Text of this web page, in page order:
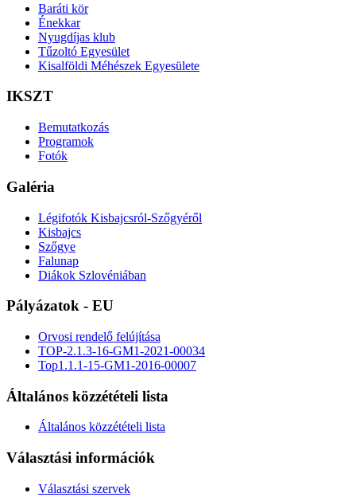
Baráti kör
Énekkar
Nyugdíjas klub
Tűzoltó Egyesület
Kisalföldi Méhészek Egyesülete
IKSZT
Bemutatkozás
Programok
Fotók
Galéria
Légifotók Kisbajcsról-Szőgyéről
Kisbajcs
Szőgye
Falunap
Diákok Szlovéniában
Pályázatok - EU
Orvosi rendelő felújítása
TOP-2.1.3-16-GM1-2021-00034
Top1.1.1-15-GM1-2016-00007
Általános közzétételi lista
Általános közzétételi lista
Választási információk
Választási szervek